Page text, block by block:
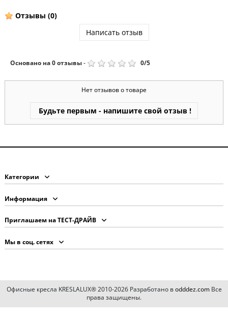
Отзывы (0)
Написать отзыв
Основано на0отзывы- 0/5
Нет отзывов о товаре
Будьте первым - напишите свой отзыв !
Категории
Информация
Приглашаем на ТЕСТ-ДРАЙВ
Мы в соц. сетях
Офисные кресла KRESLALUX® 2010-2026 Разработано вodddez.comВсе
права защищены.